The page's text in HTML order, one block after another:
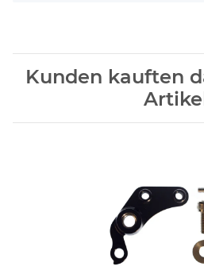
Kunden kauften